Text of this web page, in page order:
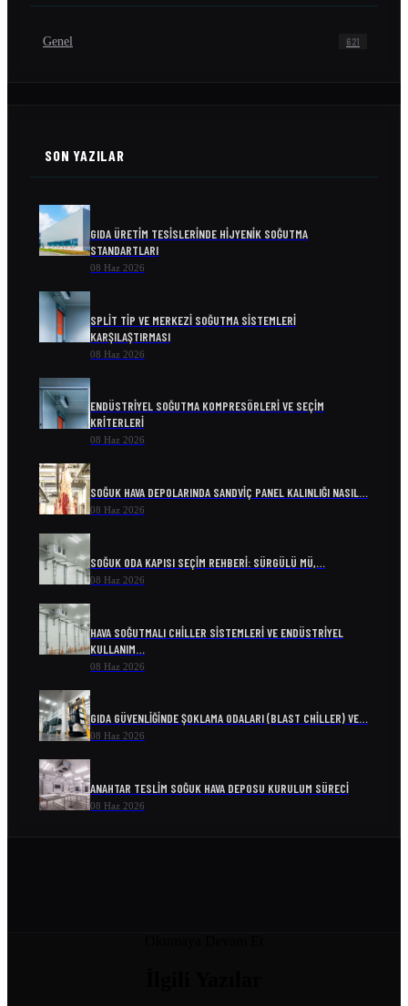
Genel 621
SON YAZILAR
GIDA ÜRETIM TESISLERINDE HIJYENIK SOĞUTMA
STANDARTLARI
08 Haz 2026
SPLIT TIP VE MERKEZI SOĞUTMA SISTEMLERI
KARŞILAŞTIRMASI
08 Haz 2026
ENDÜSTRIYEL SOĞUTMA KOMPRESÖRLERI VE SEÇIM
KRITERLERI
08 Haz 2026
SOĞUK HAVA DEPOLARINDA SANDVIÇ PANEL KALINLIĞI NASIL…
08 Haz 2026
SOĞUK ODA KAPISI SEÇIM REHBERI: SÜRGÜLÜ MÜ,…
08 Haz 2026
HAVA SOĞUTMALI CHILLER SISTEMLERI VE ENDÜSTRIYEL
KULLANIM…
08 Haz 2026
GIDA GÜVENLIĞINDE ŞOKLAMA ODALARI (BLAST CHILLER) VE…
08 Haz 2026
ANAHTAR TESLIM SOĞUK HAVA DEPOSU KURULUM SÜRECI
08 Haz 2026